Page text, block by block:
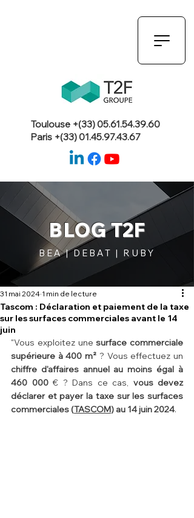
Toulouse +(33)05.61.54.39.60
Paris +(33)01.45.97.43.67
BLOG T2F
BEA | DEBAT | RUBY
Tascom : Déclaration et paiement de la taxe
sur les surfaces commerciales avant le 14
juin
31 mai 2024 1 min de lecture
"Vous exploitez une surface commerciale
supérieure à 400 m²
chiffre d'affaires annuel au moins égal à
460 000 € ? Dans ce cas, vous devez
déclarer et payer la taxe sur les surfaces
commerciales (TASCOM) au 14 juin 2024.